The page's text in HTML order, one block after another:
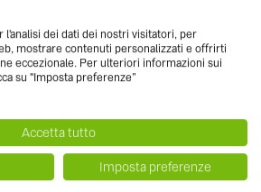
dei dati dei nostri visitatori, per
mostrare contenuti personalizzati e offrirti
eccezionale. Per ulteriori informazioni sui
su "Imposta preferenze”
Accetta tutto
Imposta preferenze